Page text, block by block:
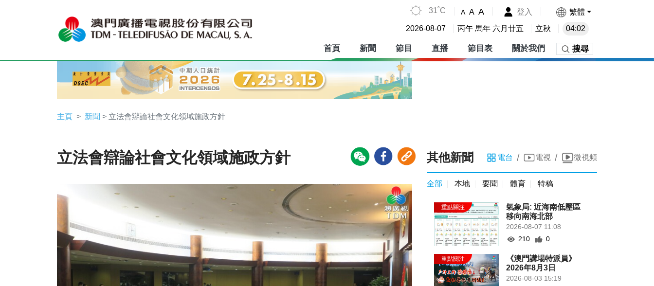
31˚C A A A 登入 繁體
2026-08-07 丙午 馬年 六月廿五 立秋 04:02
首頁 新聞 節目 直播 節目表 關於我們 搜尋
主頁 新聞 > 立法會辯論社會文化領域施政方針
立法會辯論社會文化領域施政方針 其他新聞 電台 / 電視 / 微視頻
全部 本地 要聞 體育 特稿
氣象局: 近海南低壓區
移向南海北部
2026-08-07 11:08
210
0
《澳門講場特派員》
2026年8月3日
2026-08-03 15:19